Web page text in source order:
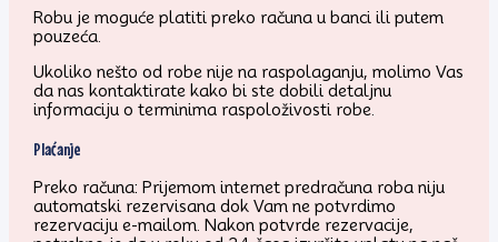
Robu je moguće platiti preko računa u banci ili putem
pouzeća.
Ukoliko nešto od robe nije na raspolaganju, molimo Vas
da nas kontaktirate kako bi ste dobili detaljnu
informaciju o terminima raspoloživosti robe.
Plaćanje
Preko računa: Prijemom internet predračuna roba niju
automatski rezervisana dok Vam ne potvrdimo
rezervaciju e-mailom. Nakon potvrde rezervacije,